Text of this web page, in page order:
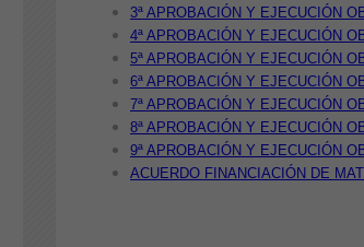
3ª APROBACIÓN Y EJECUCIÓN
4ª APROBACIÓN Y EJECUCIÓN
5ª APROBACIÓN Y EJECUCIÓN
6ª APROBACIÓN Y EJECUCIÓN
7ª APROBACIÓN Y EJECUCIÓN
8ª APROBACIÓN Y EJECUCIÓN
9ª APROBACIÓN Y EJECUCIÓN
ACUERDO FINANCIACIÓN DE